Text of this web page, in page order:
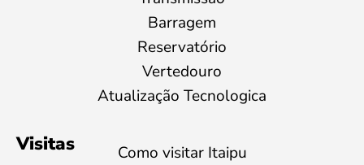
Barragem
Reservatório
Vertedouro
Atualização Tecnologica
Visitas
Como visitar Itaipu